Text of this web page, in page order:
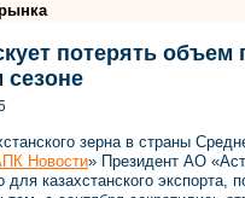
потерять
зерна в страны
Новости» Президент АО
для казахстанского экспорта,